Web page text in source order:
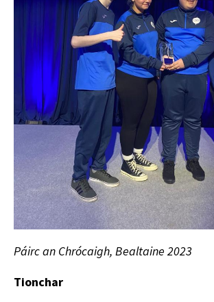
Páirc an Chrócaigh, Bealtaine 2023
Tionchar